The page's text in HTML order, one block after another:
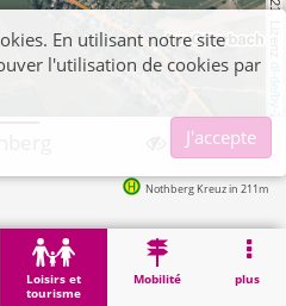
2021, Lizenz
dl-de/by-2-0
Loisirs et
tourisme
Mobilité plus
Nothberg Kreuz in 211m
Eschweiler, Burg Nothberg
En utilisant notre site
l'utilisation de cookies par
J'accepte